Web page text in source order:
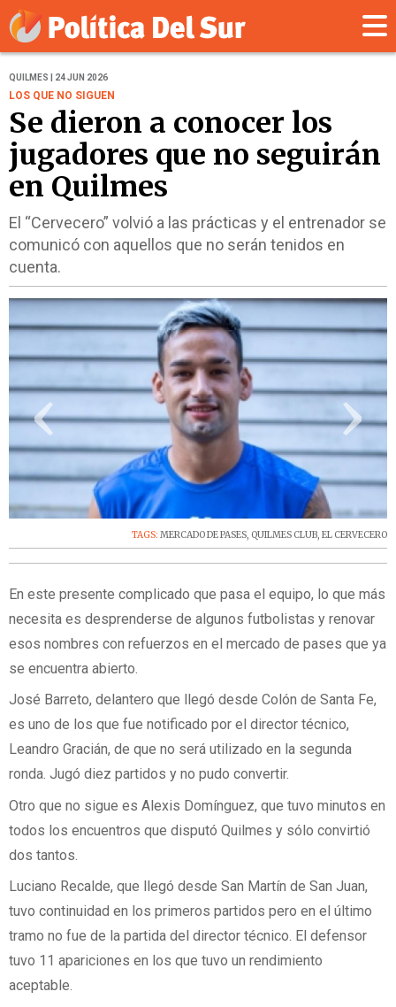
QUILMES | 24 JUN 2026
LOS QUE NO SIGUEN
Se dieron a conocer los
jugadores que no seguirán
en Quilmes
El “Cervecero” volvió a las prácticas y el entrenador se
comunicó con aquellos que no serán tenidos en
cuenta.
‹ ›
TAGS: MERCADO DE PASES, QUILMES CLUB, EL CERVECERO
En este presente complicado que pasa el equipo, lo que más
necesita es desprenderse de algunos futbolistas y renovar
esos nombres con refuerzos en el mercado de pases que ya
se encuentra abierto.
José Barreto, delantero que llegó desde Colón de Santa Fe,
es uno de los que fue notificado por el director técnico,
Leandro Gracián, de que no será utilizado en la segunda
ronda. Jugó diez partidos y no pudo convertir.
Otro que no sigue es Alexis Domínguez, que tuvo minutos en
todos los encuentros que disputó Quilmes y sólo convirtió
dos tantos.
Luciano Recalde, que llegó desde San Martín de San Juan,
tuvo continuidad en los primeros partidos pero en el último
tramo no fue de la partida del director técnico. El defensor
tuvo 11 apariciones en los que tuvo un rendimiento
aceptable.